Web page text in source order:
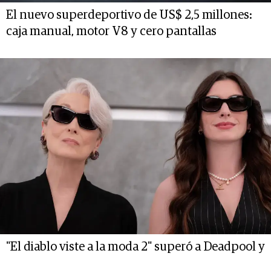
El nuevo superdeportivo de US$ 2,5 millones:
caja manual, motor V8 y cero pantallas
"El diablo viste a la moda 2" superó a Deadpool y